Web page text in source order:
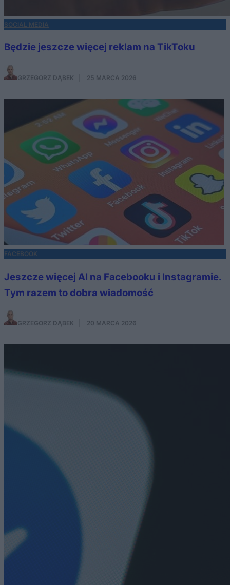
SOCIAL MEDIA
Będzie jeszcze więcej reklam na TikToku
GRZEGORZ DĄBEK 25 MARCA 2026
FACEBOOK
Jeszcze więcej AI na Facebooku i Instagramie.
Tym razem to dobra wiadomość
GRZEGORZ DĄBEK 20 MARCA 2026